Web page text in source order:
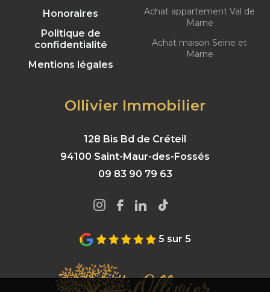
Honoraires
Politique de
confidentialité
Mentions légales
Achat appartement Val de
Marne
Achat maison Seine et
Marne
Ollivier Immobilier
128 Bis Bd de Créteil
94100 Saint-Maur-des-Fossés
09 83 90 79 63
5 sur 5